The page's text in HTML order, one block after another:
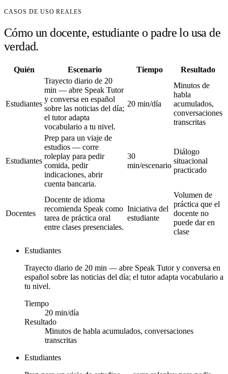
CASOS DE USO REALES
Cómo un docente, estudiante o padre lo usa de
verdad.
Quién Escenario Tiempo Resultado
Estudiantes
Trayecto diario de 20
min — abre Speak Tutor
y conversa en español
sobre las noticias del día;
el tutor adapta
vocabulario a tu nivel.
20 min/día
Minutos de
habla
acumulados,
conversaciones
transcritas
Estudiantes
Prep para un viaje de
estudios — corre
roleplay para pedir
comida, pedir
indicaciones, abrir
cuenta bancaria.
30
min/escenario
Diálogo
situacional
practicado
Docentes
Docente de idioma
recomienda Speak como
tarea de práctica oral
entre clases presenciales.
Iniciativa del
estudiante
Volumen de
práctica que el
docente no
puede dar en
clase
Estudiantes
Trayecto diario de 20 min — abre Speak Tutor y conversa en
español sobre las noticias del día; el tutor adapta vocabulario a
tu nivel.
Tiempo
20 min/día
Resultado
Minutos de habla acumulados, conversaciones
transcritas
Estudiantes